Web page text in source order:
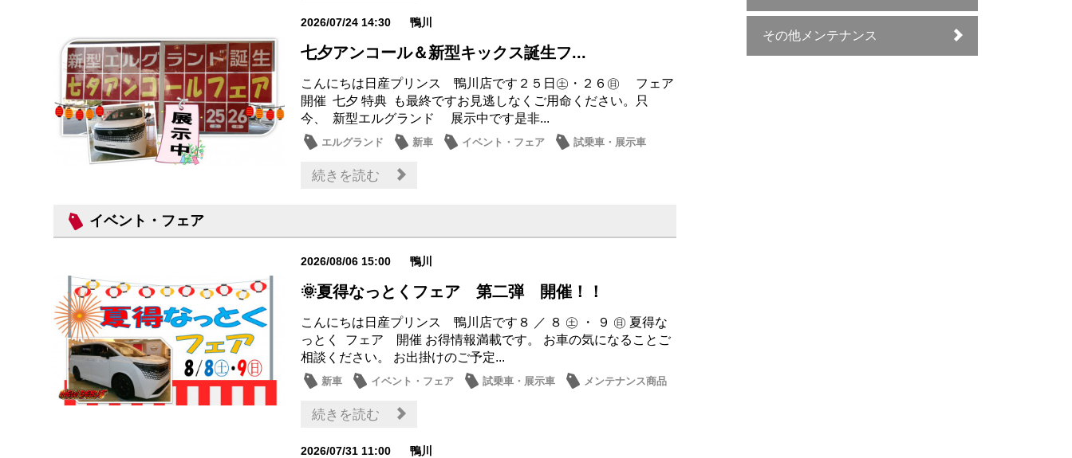
2026/07/24 14:30 鴨川
七夕アンコール＆新型キックス誕生フ...
こんにちは日産プリンス 鴨川店です２５日㊏・２６㊐ フェア
開催 七夕 特典 も最終ですお見逃しなくご用命ください。只
今、 新型エルグランド 展示中です是非...
エルグランド 新車 イベント・フェア
試乗車・展示車
メンテナンス商品
続きを読む
イベント・フェア
2026/08/06 15:00 鴨川
🌞夏得なっとくフェア 第二弾 開催！！
こんにちは日産プリンス 鴨川店です８ ／ ８ ㊏ ・ ９ ㊐ 夏得な
っとく フェア 開催 お得情報満載です。 お車の気になることご
相談ください。 お出掛けのご予定...
新車 イベント・フェア 試乗車・展示車
メンテナンス商品
続きを読む
2026/07/31 11:00 鴨川
その他メンテナンス